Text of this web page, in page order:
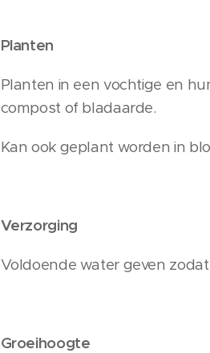
Planten
Planten in een vochtige en
compost of bladaarde.
Kan ook geplant worden in
Verzorging
Voldoende water geven
Groeihoogte